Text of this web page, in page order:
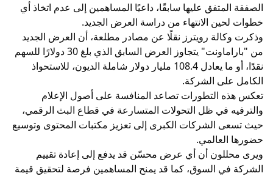
الصفقة المتفق عليها سابقًا، داعيًا المساهمين إلى عدم اتخاذ أي
خطوات لحين الانتهاء من دراسة العرض الجديد.
وذكرت وكالة رويترز نقلًا عن مصادر مطلعة، أن العرض الجديد
من "باراماونت" يتجاوز العرض السابق الذي بلغ 30 دولارًا للسهم
نقدًا، أو ما يعادل 108.4 مليار دولار شاملة الديون، للاستحواذ
الكامل على الشركة.
تعكس هذه التطورات تصاعد المنافسة على أصول الإعلام
والترفيه في ظل التحولات المتسارعة في قطاع البث الرقمي،
حيث تسعى الشركات الكبرى إلى تعزيز مكتبات المحتوى وتوسيع
حضورها العالمي.
ويرى محللون أن أي عرض محسّن قد يدفع إلى إعادة تقييم
الشركة في السوق، كما قد يمنح المساهمين فرصة لتحقيق قيمة